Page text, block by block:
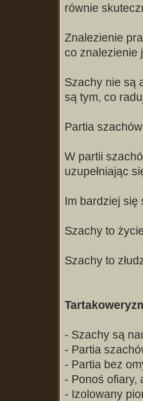
równie
Znalezienie
co znalezienie
Szachy nie są
są tym, co
Partia
W partii
uzupełniając
Im bardziej się
Szachy to
Szachy to
- Szachy są
- Partia
- Partia bez
- Ponoś ofiary,
- Izolowany